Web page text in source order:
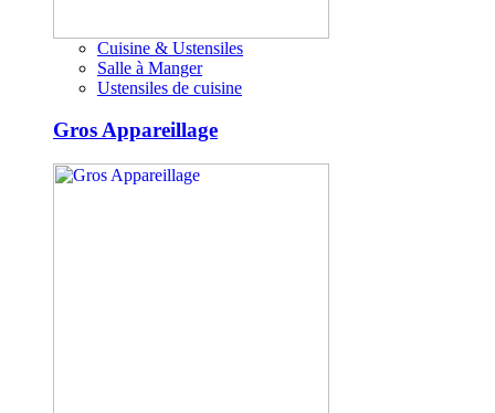
Cuisine & Ustensiles
Salle à Manger
Ustensiles de cuisine
Gros Appareillage